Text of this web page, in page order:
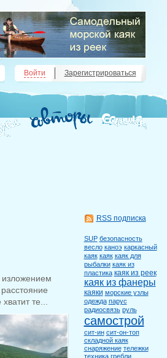
Войти Зарегистрироваться
те...
RSS подписка
SUP безопасность
весло каноэ каркасный
каяк каяк каяк для
рыбалки каяк из
пластика каяк из реек
каяк из фанеры
каяки морские узлы
одежда парус
радиосвязь руль
самострой
сит-ин сит-он-топ
складной каяк
снаряжение тележки
техника гребли